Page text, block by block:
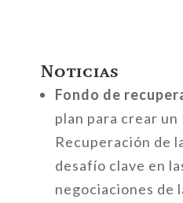
Noticias
Fondo de
plan para crear un
Recuperación de
desafío clave en
negociaciones de